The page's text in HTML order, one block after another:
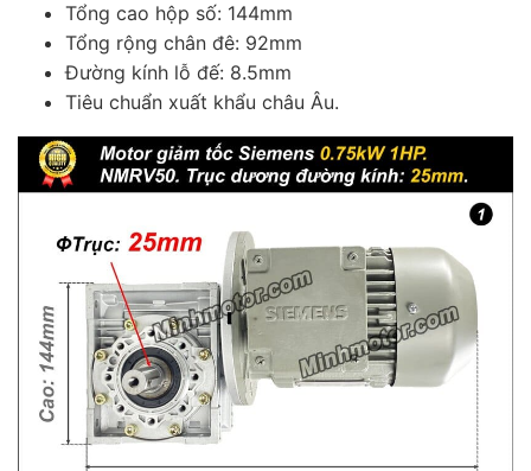
Tổng cao hộp số: 144mm
Tổng rộng chân đê: 92mm
Đường kính lỗ đế: 8.5mm
Tiêu chuẩn xuất khẩu châu Âu.